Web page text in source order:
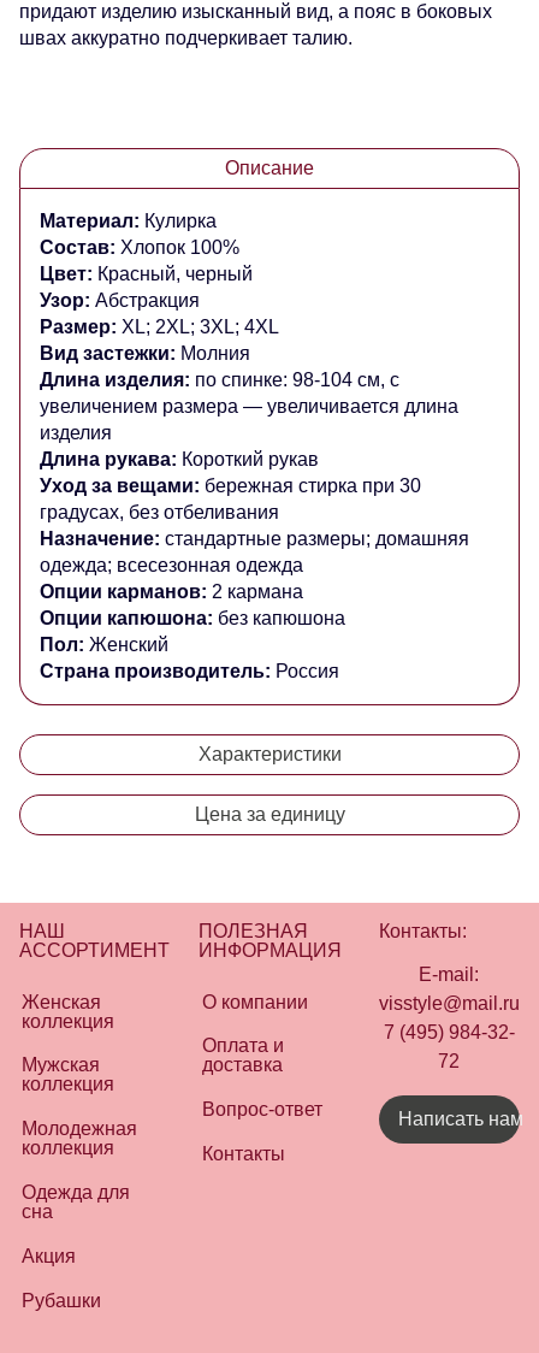
придают изделию изысканный вид, а пояс в боковых
швах аккуратно подчеркивает талию.
Описание
Материал: Кулирка
Состав: Хлопок 100%
Цвет: Красный, черный
Узор: Абстракция
Размер: XL; 2XL; 3XL; 4XL
Вид застежки: Молния
Длина изделия: по спинке: 98-104 см, с
увеличением размера — увеличивается длина
изделия
Длина рукава: Короткий рукав
Уход за вещами: бережная стирка при 30
градусах, без отбеливания
Назначение: стандартные размеры; домашняя
одежда; всесезонная одежда
Опции карманов: 2 кармана
Опции капюшона: без капюшона
Пол: Женский
Страна производитель: Россия
Характеристики
Цена за единицу
НАШ
АССОРТИМЕНТ
Женская
коллекция
Мужская
коллекция
Молодежная
коллекция
Одежда для
сна
Акция
Рубашки
ПОЛЕЗНАЯ
ИНФОРМАЦИЯ
О компании
Оплата и
доставка
Вопрос-ответ
Контакты
Контакты:
E-mail:
visstyle@mail.ru
7 (495) 984-32-
72
Написать нам